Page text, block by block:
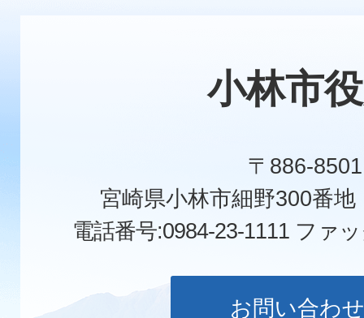
小林市
〒886-8501
宮崎県小林市細野300番
電話番号:0984-23-1111 ファ
お問い合わせ